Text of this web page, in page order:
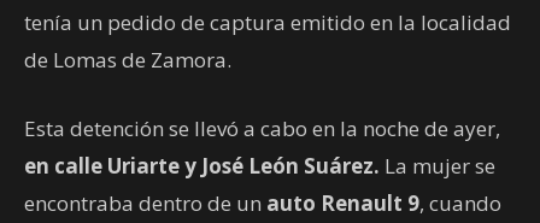
tenía un pedido de captura emitido en la localidad
de Lomas de Zamora.
Esta detención se llevó a cabo en la noche de ayer,
en calle Uriarte y José León Suárez. La mujer se
encontraba dentro de un auto Renault 9, cuando